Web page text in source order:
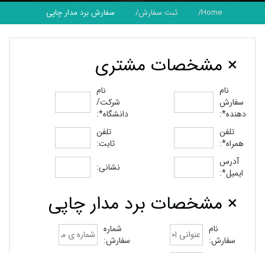
Home ثبت سفارش سفارش برد مدار چاپی
× مشخصات مشتری
نام
سفارش
دهنده*:
نام
شرکت/
دانشگاه*:
تلفن
همراه*:
تلفن
ثابت:
آدرس
ایمیل*:
نشانی:
× مشخصات برد مدار چاپی
نام
سفارش:
شماره
سفارش: